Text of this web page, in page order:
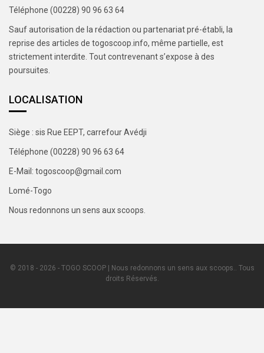
Téléphone (00228) 90 96 63 64
Sauf autorisation de la rédaction ou partenariat pré-établi, la
reprise des articles de togoscoop.info, même partielle, est
strictement interdite. Tout contrevenant s’expose à des
poursuites.
LOCALISATION
Siège : sis Rue EEPT, carrefour Avédji
Téléphone (00228) 90 96 63 64
E-Mail: togoscoop@gmail.com
Lomé-Togo
Nous redonnons un sens aux scoops.
© 2018 - 2026 - TOGO SCOOP | Nous redonnons un sens aux scoops.. Tous
droits Réservés.